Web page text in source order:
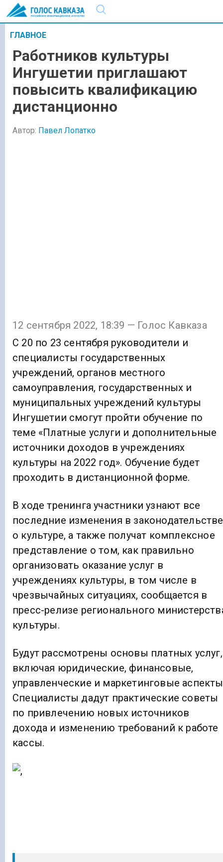
ГЛАВНОЕ
Работников культуры
Ингушетии приглашают
повысить квалификацию
дистанционно
Автор: Павел Лопатко
12 сентября 2022, 18:39 — Голос Кавказа
С 20 по 23 сентября руководители и
специалисты государственных
учреждений, органов местного
самоуправления, государственных и
муниципальных учреждений культуры
Ингушетии смогут пройти обучение по
теме «Платные услуги и дополнительные
источники доходов в учреждениях
культуры на 2022 год». Обучение будет
проходить в дистанционной форме.
В ходе тренинга участники узнают все
последние изменения в законодательстве
о культуре, а также получат комплексное
представление о том, как правильно
организовать оказание услуг в
учреждениях культуры, в том числе в
чрезвычайных ситуациях, сообщается в
пресс-релизе регионального
культуры.
Будут рассмотрены основы платных услуг,
включая юридические, финансовые,
управленческие и маркетинговые
Специалисты дадут практические советы
по привлечению новых источников
дохода и изменению требований к работе
кассы.